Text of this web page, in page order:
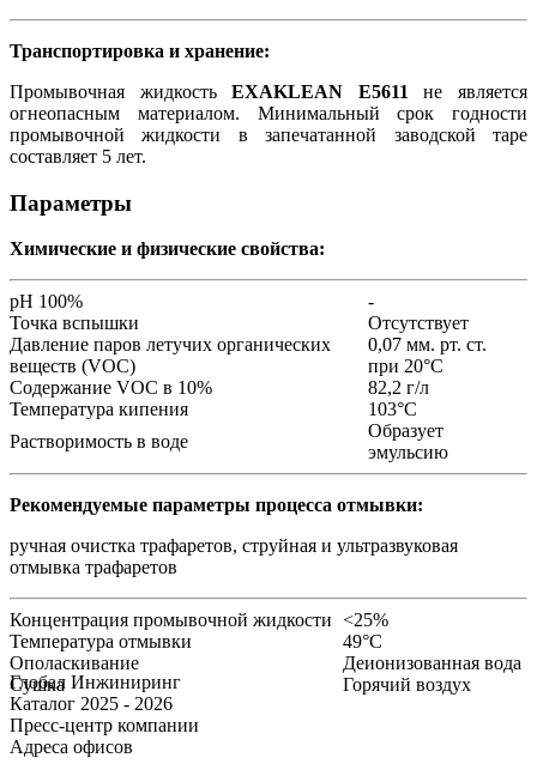
Транспортировка и хранение:
Промывочная жидкостьEXAKLEAN E5611
не является
огнеопасным материалом. Минимальный срок годности
промывочной жидкости в запечатанной заводской таре
составляет 5 лет.
Параметры
Химические и физические свойства:
pH 100%
-
Точка вспышки
Отсутствует
Давление паров летучих органических
веществ (VOC)
0,07 мм. рт. ст.
при 20°С
Содержание VOC в 10%
82,2 г/л
Температура кипения
103°С
Растворимость в воде
Образует
эмульсию
Рекомендуемые параметры процесса отмывки:
ручная очистка трафаретов, струйная и ультразвуковая
отмывка трафаретов
Концентрация промывочной жидкости <25%
Температура отмывки
49°С
Ополаскивание
Деионизованная вода
Сушка
Горячий воздух
Глобал Инжиниринг
Каталог 2025 - 2026
Пресс-центр компании
Адреса офисов